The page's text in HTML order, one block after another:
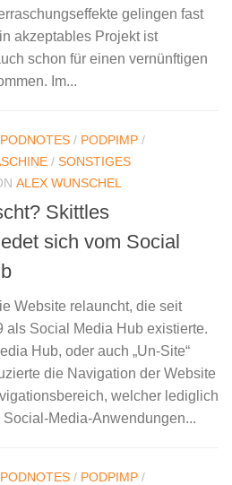
gelingen fast
akzeptables Projekt ist
schon für einen vernünftigen
Im...
PODNOTES / PODPIMP /
/ SONSTIGES
ALEX WUNSCHEL
Skittles
sich vom Social
Website relauncht, die seit
als Social Media Hub existierte.
Hub, oder auch „Un-Site“
die Navigation der Website
welcher lediglich
Social-Media-Anwendungen...
PODNOTES / PODPIMP /